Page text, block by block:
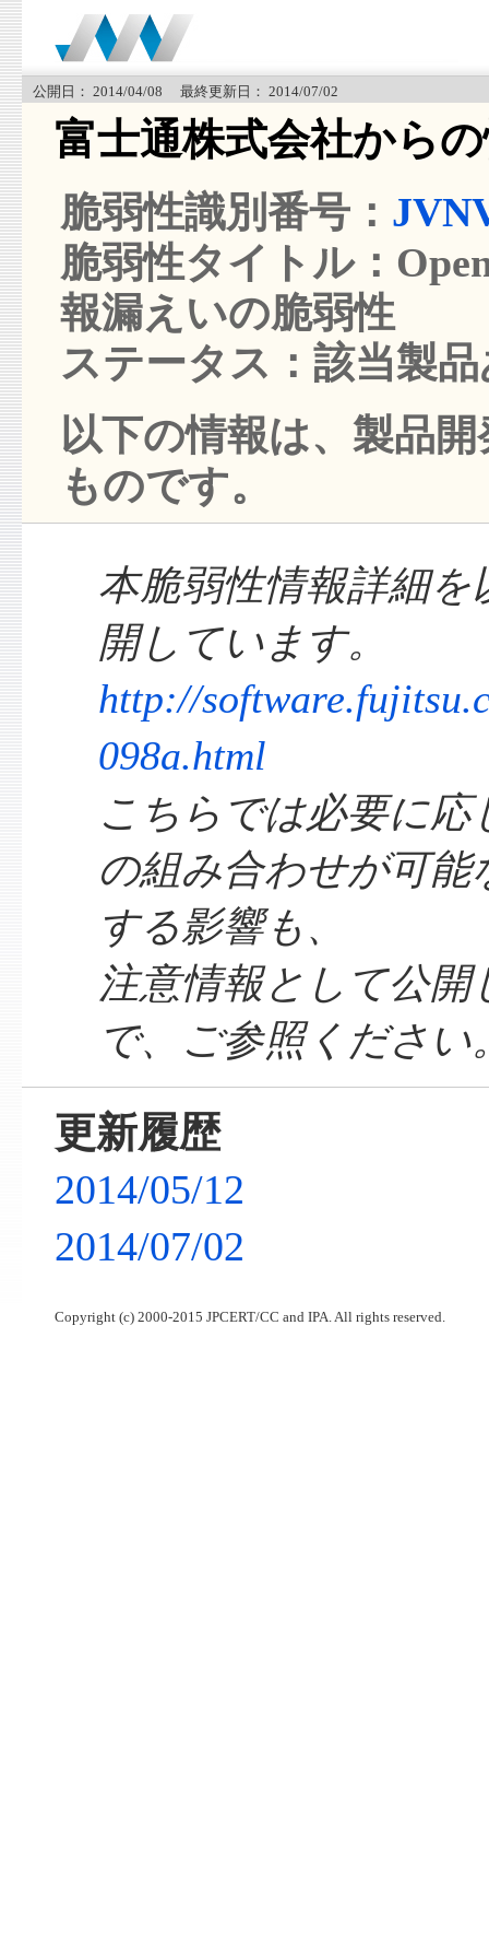
公開日： 2014/04/08 最終更新日： 2014/07/02
富士通株式会社から
脆弱性識別番号：
脆弱性タイトル：
報漏えいの脆弱性
ステータス：該当製
以下の情報は、製品
ものです。
本脆弱性情報詳細を
開しています。
http://
098a.html
こちらでは必要に応
の組み合わせが可能
する影響も、
注意情報として公開
で、ご参照ください
更新履歴
2014/05/12
2014/07/02
Copyright (c) 2000-2015 JPCERT/CC and IPA. All rights reserved.